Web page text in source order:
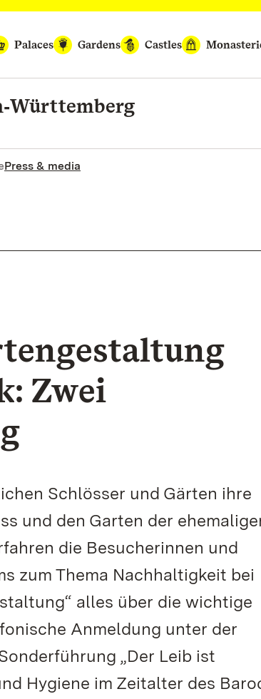
Palaces
Gardens Castles
Press & media
Zwei
Schlösser und Gärten ihre
und den Garten der
die Besucherinnen und
zum Thema Nachhaltigkeit bei
alles über die wichtige
Anmeldung unter der
„Der Leib ist
Hygiene im Zeitalter des